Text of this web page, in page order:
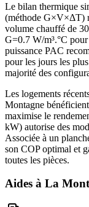
Le bilan thermique
(méthode G×V×ΔT)
volume chauffé de
G=0.7 W/m³.°C
puissance PAC
pour les jours les
majorité des
Les logements
Montagne
maximise le
kW) autorise des
Associée à un
son COP optimal et
toutes les pièces.
Aides à La